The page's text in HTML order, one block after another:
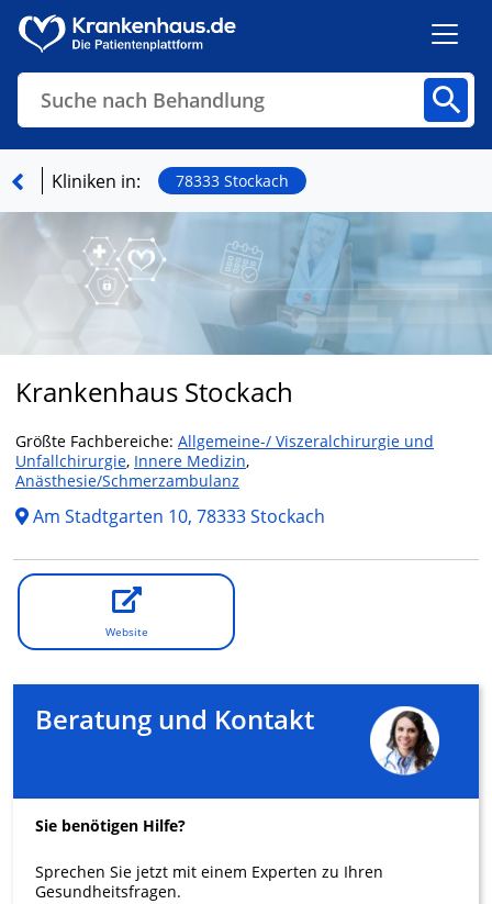
Suche nach Behandlung
Finden
Kliniken in: 78333 Stockach
Krankenhaus Stockach
Größte Fachbereiche: Allgemeine-/ Viszeralchirurgie und
Unfallchirurgie, Innere Medizin,
Anästhesie/Schmerzambulanz
Am Stadtgarten 10, 78333 Stockach
Website
Beratung und Kontakt
Sie benötigen Hilfe?
Sprechen Sie jetzt mit einem Experten zu Ihren
Gesundheitsfragen.